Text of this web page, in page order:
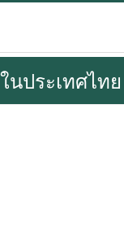
นประเทศไทย